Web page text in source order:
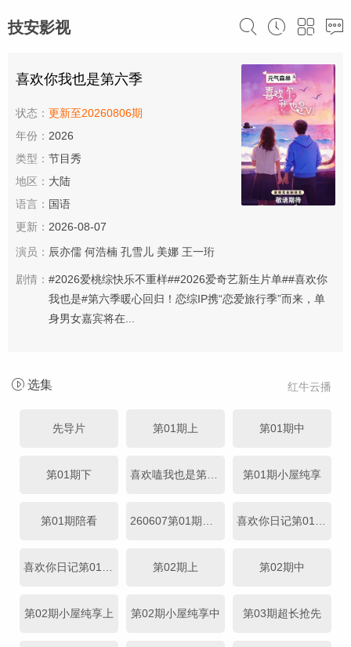
技安影视
喜欢你我也是第六季
状态： 更新至20260806期
年份： 2026
类型： 节目秀
地区： 大陆
语言： 国语
更新： 2026-08-07
演员： 辰亦儒 何浩楠 孔雪儿 美娜 王一珩
剧情： #2026爱桃综快乐不重样##2026爱奇艺新生片单##喜欢你
我也是#第六季暖心回归！恋综IP携“恋爱旅行季”而来，单
身男女嘉宾将在...
红牛云播
选集
先导片 第01期上 第01期中
第01期下 喜欢嗑我也是第01期 第01期小屋纯享
第01期陪看
第02期上 第02期中
第02期小屋纯享上 第02期小屋纯享中 第03期超长抢先